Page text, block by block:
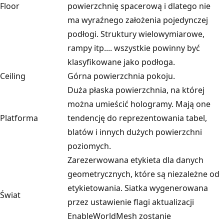
Floor
powierzchnię spacerową i dlatego nie
ma wyraźnego założenia pojedynczej
podłogi. Struktury wielowymiarowe,
rampy itp.... wszystkie powinny być
klasyfikowane jako podłoga.
Ceiling
Górna powierzchnia pokoju.
Platforma
Duża płaska powierzchnia, na której
można umieścić hologramy. Mają one
tendencję do reprezentowania tabel,
blatów i innych dużych powierzchni
poziomych.
Świat
Zarezerwowana etykieta dla danych
geometrycznych, które są niezależne od
etykietowania. Siatka wygenerowana
przez ustawienie flagi aktualizacji
EnableWorldMesh zostanie